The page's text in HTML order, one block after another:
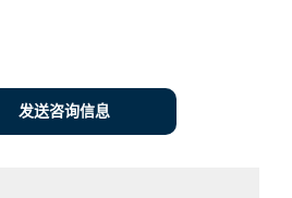
发送咨询信息